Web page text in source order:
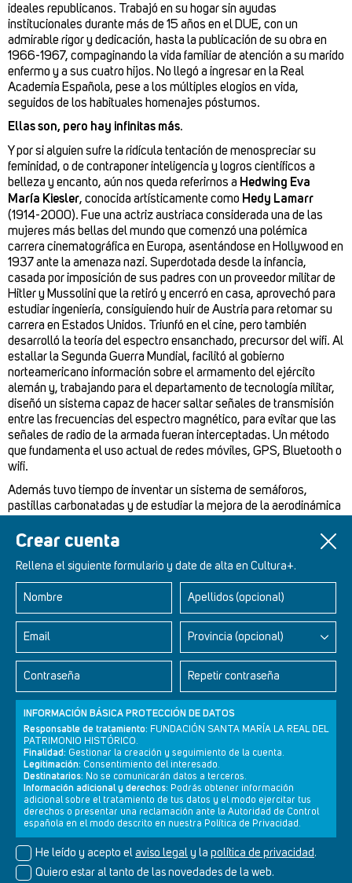
Crear cuenta
Rellena el siguiente formulario y date de alta en Cultura+.
Nombre Apellidos (opcional)
Email Provincia (opcional)
Contraseña Repetir contraseña
INFORMACIÓN BÁSICA PROTECCIÓN DE DATOS
Responsable de tratamiento: FUNDACIÓN SANTA MARÍA LA REAL DEL
PATRIMONIO HISTÓRICO.
Finalidad: Gestionar la creación y seguimiento de la cuenta.
Legitimación: Consentimiento del interesado.
Destinatarios: No se comunicarán datos a terceros.
Información adicional y derechos: Podrás obtener información
adicional sobre el tratamiento de tus datos y el modo ejercitar tus
derechos o presentar una reclamación ante la Autoridad de Control
española en el modo descrito en nuestra Política de Privacidad.
He leído y acepto el aviso legal y la política de privacidad.
Quiero estar al tanto de las novedades de la web.
ideales republicanos. Trabajó en su hogar sin ayudas
institucionales durante más de 15 años en el DUE, con un
admirable rigor y dedicación, hasta la publicación de su obra en
1966-1967, compaginando la vida familiar de atención a su marido
enfermo y a sus cuatro hijos. No llegó a ingresar en la Real
Academia Española, pese a los múltiples elogios en vida,
seguidos de los habituales homenajes póstumos.
Ellas son, pero hay infinitas más.
Y por si alguien sufre la ridícula tentación de menospreciar su
feminidad, o de contraponer inteligencia y logros científicos a
belleza y encanto, aún nos queda referirnos a Hedwing Eva
María Kiesler, conocida artísticamente como Hedy Lamarr
(1914-2000). Fue una actriz austriaca considerada una de las
mujeres más bellas del mundo que comenzó una polémica
carrera cinematográfica en Europa, asentándose en Hollywood en
1937 ante la amenaza nazi. Superdotada desde la infancia,
casada por imposición de sus padres con un proveedor militar de
Hitler y Mussolini que la retiró y encerró en casa, aprovechó para
estudiar ingeniería, consiguiendo huir de Austria para retomar su
carrera en Estados Unidos. Triunfó en el cine, pero también
desarrolló la teoría del espectro ensanchado, precursor del wifi. Al
estallar la Segunda Guerra Mundial, facilitó al gobierno
norteamericano información sobre el armamento del ejército
alemán y, trabajando para el departamento de tecnología militar,
diseñó un sistema capaz de hacer saltar señales de transmisión
entre las frecuencias del espectro magnético, para evitar que las
señales de radio de la armada fueran interceptadas. Un método
que fundamenta el uso actual de redes móviles, GPS, Bluetooth o
wifi.
Además tuvo tiempo de inventar un sistema de semáforos,
pastillas carbonatadas y de estudiar la mejora de la aerodinámica
A ver quien supera eso.
[1] Más de 300 mujeres arqueólogas se posicionan como
referentes en la versión española de Wikipedia - Colegio
Profesional de Arqueología de Madrid; Herstory - Arqueologas
Un artículo deZoa Escudero
Newsletter Aviso legal Política de privacidad Política de cookies